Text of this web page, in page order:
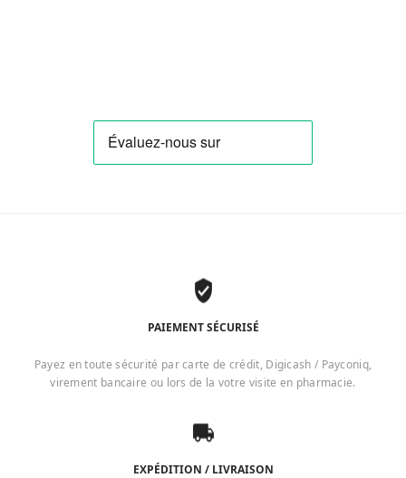
PAIEMENT SÉCURISÉ
Payez en toute sécurité par carte de crédit, Digicash / Payconiq,
virement bancaire ou lors de la votre visite en pharmacie.
EXPÉDITION / LIVRAISON